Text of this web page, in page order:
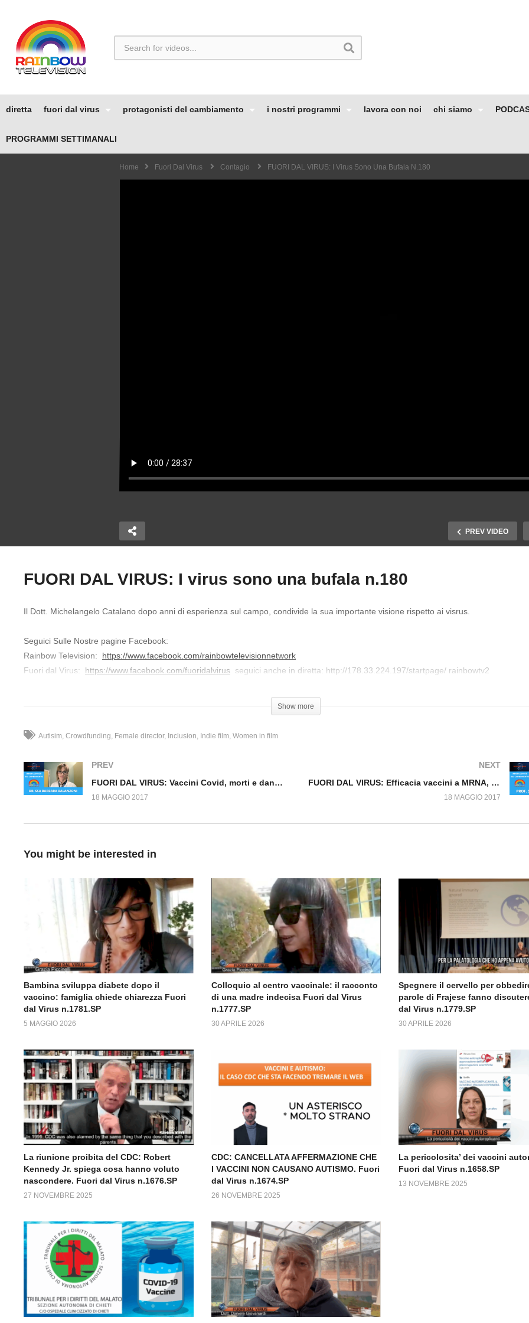
diretta fuori dal virus protagonisti del cambiamento i nostri programmi lavora con noi chi siamo
PROGRAMMI SETTIMANALI
Home Fuori Dal Virus Contagio FUORI DAL VIRUS: I Virus Sono Una Bufala N.180
PREV VIDEO
Morti e
FUORI DAL VIRUS: I virus sono una bufala n.180
Il Dott. Michelangelo Catalano dopo anni di esperienza sul campo, condivide la sua importante visione rispetto ai visrus.
Seguici Sulle Nostre pagine Facebook:
Rainbow Television: https://www.facebook.com/rainbowtelevisionnetwork
Fuori dal Virus: https://www.facebook.com/fuoridalvirus seguici anche in diretta: http://178.33.224.197/startpage/ rainbowtv2
Testata giornalistica TELEMILANO Iscritta al Tribunale di Milano al N.141. RAINBOW TELEVISION, Tv 815 in Lombardia e emittenti
altri media.
Show more
Autisim Crowdfunding Female director Inclusion Indie film Women in film
PREV
FUORI DAL VIRUS: Vaccini Covid, morti e danni! n.178
18 MAGGIO 2017
NEXT
FUORI DAL VIRUS: Efficacia vaccini a MRNA, un illusione? n.181
18 MAGGIO 2017
You might be interested in
Bambina sviluppa diabete dopo il
vaccino: famiglia chiede chiarezza Fuori
dal Virus n.1781.SP
5 MAGGIO 2026
Colloquio al centro vaccinale: il racconto
di una madre indecisa Fuori dal Virus
n.1777.SP
30 APRILE 2026
Spegnere il cervello per
parole di Frajese fanno
dal Virus n.1779.SP
30 APRILE 2026
La riunione proibita del CDC: Robert
Kennedy Jr. spiega cosa hanno voluto
nascondere. Fuori dal Virus n.1676.SP
27 NOVEMBRE 2025
CDC: CANCELLATA AFFERMAZIONE CHE
I VACCINI NON CAUSANO AUTISMO. Fuori
dal Virus n.1674.SP
26 NOVEMBRE 2025
La pericolosita’ dei vaccini
Fuori dal Virus n.1658.SP
13 NOVEMBRE 2025